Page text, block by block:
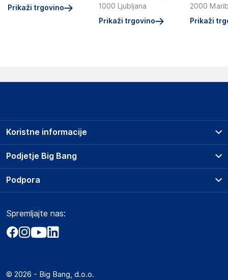
Prikaži trgovino
1000 Ljubljana
Prikaži trgovino
2000
Prikaži
Podjetje Big Bang
O podjetju
Obvestila za javnost
Akt o digitalnih storitvah
Marketplace za partnerje
Koristne informacije
Prodajna mesta
Storitve
Dostava, vnos in odvoz
Zavarovanje izdelkov
Podpora
Marketplace
Kako oddati naročilo?
Spremljajte nas:
© 2026 - Big Bang, d.o.o.